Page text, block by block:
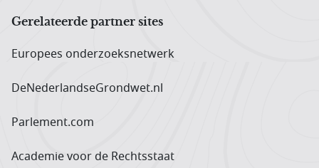
Gerelateerde partner sites
Europees onderzoeks­netwerk
DeNederlandseGrondwet.nl
Parlement.com
Academie voor de Rechtsstaat